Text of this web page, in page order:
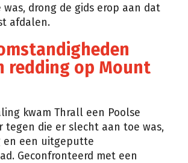
drong de gids erop aan dat
afdalen.
redding op Mount
kwam Thrall een Poolse
tegen die er slecht aan toe was,
en een uitgeputte
Geconfronteerd met een